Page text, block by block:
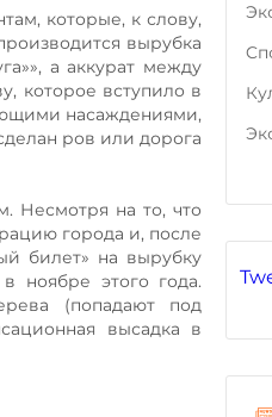
которые, к слову,
вырубка
а аккурат между
которое вступило в
насаждениями,
ров или дорога
Несмотря на то, что
города и, после
билет» на вырубку
ноябре этого года.
(попадают под
высадка в